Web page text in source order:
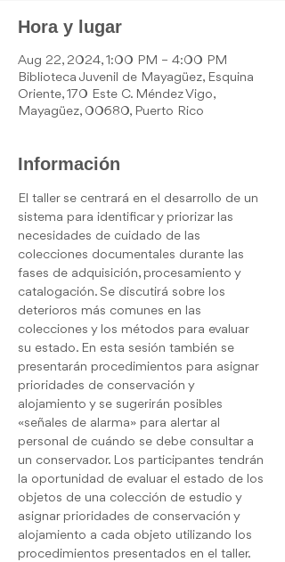
Hora y lugar
Aug 22, 2024, 1:00 PM – 4:00 PM
Biblioteca Juvenil de Mayagüez, Esquina
Oriente, 170 Este C. Méndez Vigo,
Mayagüez, 00680, Puerto Rico
Información
El taller se centrará en el desarrollo de un
sistema para identificar y priorizar las
necesidades de cuidado de las
colecciones documentales durante las
fases de adquisición, procesamiento y
catalogación. Se discutirá sobre los
deterioros más comunes en las
colecciones y los métodos para evaluar
su estado. En esta sesión también se
presentarán procedimientos para asignar
prioridades de conservación y
alojamiento y se sugerirán posibles
«señales de alarma» para alertar al
personal de cuándo se debe consultar a
un conservador. Los participantes tendrán
la oportunidad de evaluar el estado de los
objetos de una colección de estudio y
asignar prioridades de conservación y
alojamiento a cada objeto utilizando los
procedimientos presentados en el taller.